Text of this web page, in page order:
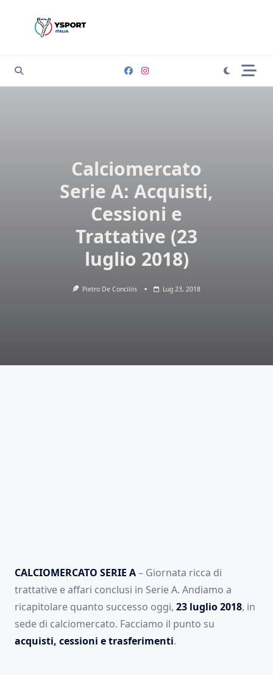
Calciomercato
Serie A: Acquisti,
Cessioni e
Trattative (23
luglio 2018)
Pietro De Conciliis Lug 23, 2018
CALCIOMERCATO SERIE A– Giornata ricca di
trattative e affari conclusi in Serie A. Andiamo a
ricapitolare quanto successo oggi, 23 luglio 2018, in
sede di calciomercato. Facciamo il punto su
acquisti, cessioni e trasferimenti.